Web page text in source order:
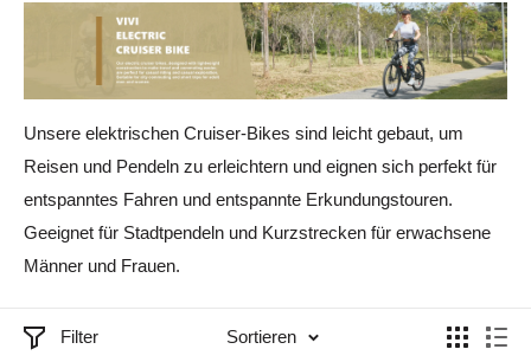
Unsere elektrischen Cruiser-Bikes sind leicht gebaut, um
Reisen und Pendeln zu erleichtern und eignen sich perfekt für
entspanntes Fahren und entspannte Erkundungstouren.
Geeignet für Stadtpendeln und Kurzstrecken für erwachsene
Männer und Frauen.
Filter Sortieren